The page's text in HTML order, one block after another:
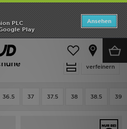
PLC
Play
Ansehen
Jugendliche (Gr. 36-38.5)
verfeinern
36.5 37 37.5 38 38.5 39